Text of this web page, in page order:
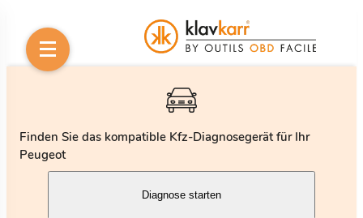
Finden Sie das kompatible Kfz-Diagnosegerät für Ihr
Peugeot
Diagnose starten